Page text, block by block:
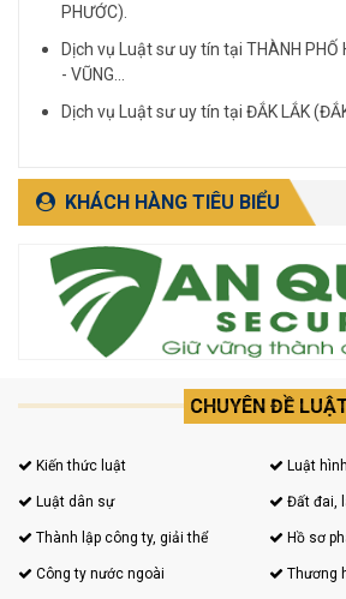
PHƯỚC).
Dịch vụ Luật sư uy tín tại THÀNH PHỐ
- VŨNG...
Dịch vụ Luật sư uy tín tại ĐẮK LẮK
Dịch vụ Luật sư uy tín tại LÂM
KHÁCH HÀNG TIÊU BIỂU
CHUYÊN ĐỀ
Kiến thức luật Luật
Luật dân sự Đất đai,
Thành lập công ty, giải thể Hồ sơ
Công ty nước ngoài Thương